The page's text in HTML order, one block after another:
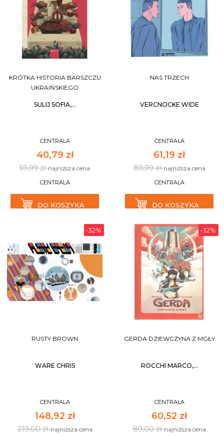
KRÓTKA HISTORIA BARSZCZU
UKRAIŃSKIEGO
SULIJ SOFIA,...
CENTRALA
40,79 zł
59,99 złnajniższa cena
CENTRALA
DO KOSZYKA
NAS TRZECH
VERCNOCKE WIDE
CENTRALA
61,19 zł
89,99 złnajniższa cena
CENTRALA
DO KOSZYKA
-32%
RUSTY BROWN
WARE CHRIS
CENTRALA
148,92 zł
219,00 złnajniższa cena
-32%
GERDA DZIEWCZYNA Z MGŁY
ROCCHI MARCO,...
CENTRALA
60,52 zł
89,00 złnajniższa cena